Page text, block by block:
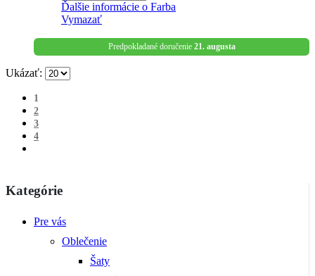
Ďalšie informácie o Farba
Vymazať
Predpokladané doručenie 21. augusta
Ukázať:
1
2
3
4
Kategórie
Pre vás
Oblečenie
Šaty